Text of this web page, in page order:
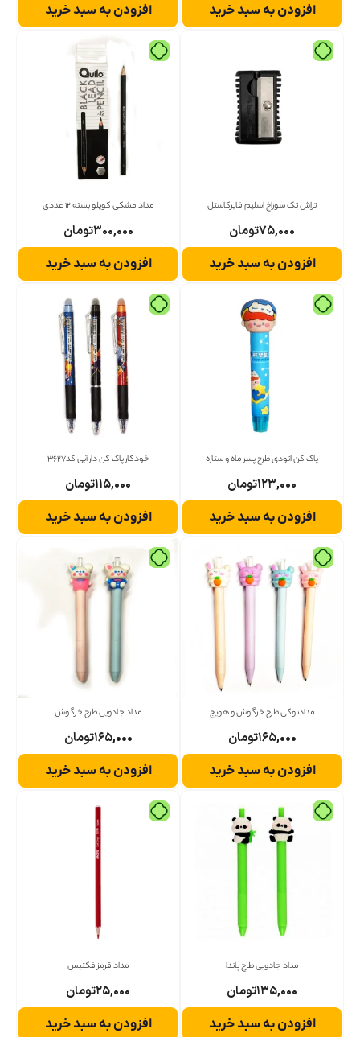
افزودن به سبد خرید افزودن به سبد خرید
تراش تک سوراخ اسلیم فابرکاستل
۷۵,۰۰۰تومان
افزودن به سبد خرید
مداد مشکی کویلو بسته 12 عددی
۳۰۰,۰۰۰تومان
افزودن به سبد خرید
پاک کن اتودی طرح پسر ماه و ستاره
۱۲۳,۰۰۰تومان
افزودن به سبد خرید
خودکار پاک کن دار آبی کد3627
۱۱۵,۰۰۰تومان
افزودن به سبد خرید
مدادنوکی طرح خرگوش و هویج
۱۶۵,۰۰۰تومان
افزودن به سبد خرید
مداد جادویی طرح خرگوش
۱۶۵,۰۰۰تومان
افزودن به سبد خرید
مداد جادویی طرح پاندا
۱۳۵,۰۰۰تومان
افزودن به سبد خرید
مداد قرمز فکتیس
۲۵,۰۰۰تومان
افزودن به سبد خرید